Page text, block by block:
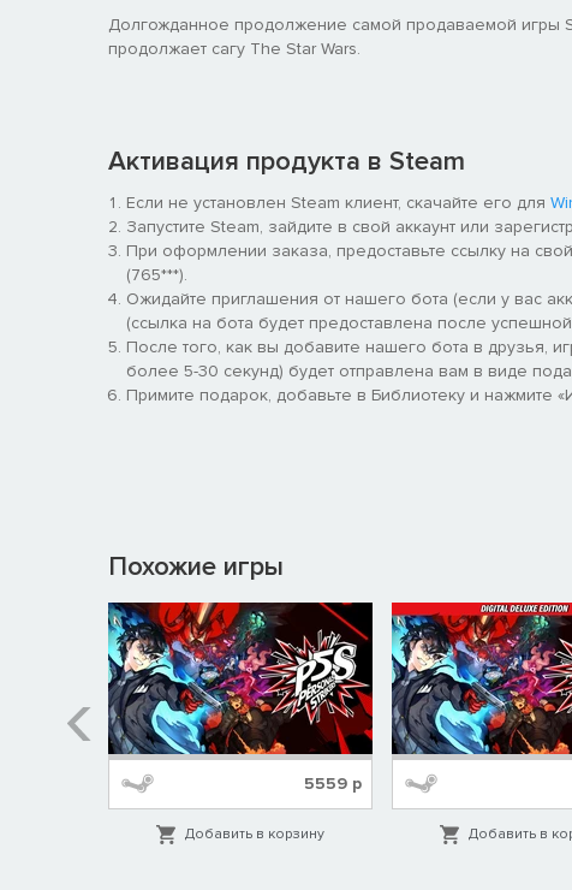
Долгожданное продолжение самой продаваемой игры
продолжает сагу The Star Wars.
Активация продукта в Steam
Если не установлен Steam клиент, скачайте его для
Запустите Steam, зайдите в свой аккаунт или
При оформлении заказа, предоставьте ссылку на
(765***).
Ожидайте приглашения от нашего бота (если у вас
(ссылка на бота будет предоставлена после
После того, как вы добавите нашего бота в друзья,
более 5-30 секунд) будет отправлена вам в виде
Примите подарок, добавьте в Библиотеку и нажмите
Похожие игры
5559р
Добавить в корзину Добавить в